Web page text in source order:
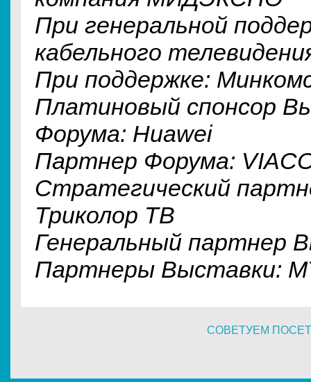
При генеральной
кабельного
При поддержке:
Платиновый спонсор
Форума: Huawei
Партнер Форума:
Стратегический
Триколор ТВ
Генеральный партнер
Партнеры Выставки:
СОВЕТУЕМ